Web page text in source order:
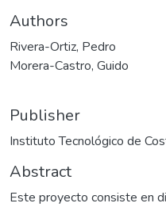
Authors
Rivera-Ortiz, Pedro
Morera-Castro, Guido
Publisher
Instituto Tecnológico de
Abstract
Este proyecto consiste en